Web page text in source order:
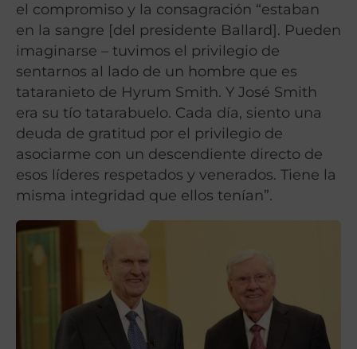
el compromiso y la consagración “estaban
en la sangre [del presidente Ballard]. Pueden
imaginarse – tuvimos el privilegio de
sentarnos al lado de un hombre que es
tataranieto de Hyrum Smith. Y José Smith
era su tío tatarabuelo. Cada día, siento una
deuda de gratitud por el privilegio de
asociarme con un descendiente directo de
esos líderes respetados y venerados. Tiene la
misma integridad que ellos tenían”.